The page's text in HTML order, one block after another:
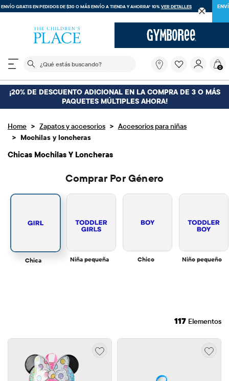
ENVÍO GRATIS EN PEDIDOS DE $30 O MÁSENVÍO A TIENDA Y AHORRA* 10%VER DETALLES
El siguiente campo de búsqueda filtra las
buscando?
0
¡20% DE DESCUENTO ADICIONAL EN LA COMPRA DE 3 O MÁS
PAQUETES MÚLTIPLES AHORA!
Home > Zapatos y accesorios > Accesorios para niñas
> Mochilas y loncheras
Chicas Mochilas Y Loncheras
Comprar Por Género
Chica Niña pequeña Chico Niño pequeño
117 Elementos